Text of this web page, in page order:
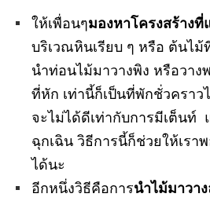
ให้เพื่อนๆมองหาโครงสร้างที่
บริเวณหินเรียบ ๆ หรือ ต้นไ
นำท่อนไม้มาวางพิง หรือวา
ที่หัก เท่านี้ก็เป็นที่พักชั่วคราว
จะไม่ได้ดีเท่ากับการมีเต็นท์
ฉุกเฉิน วิธีการนี้ก็ช่วยให้เรา
ได้นะ
อีกหนึ่งวิธีคือการนำไม้มาวา